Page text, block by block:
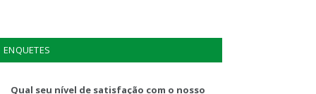
ENQUETES
Qual seu nível de satisfação com o nosso